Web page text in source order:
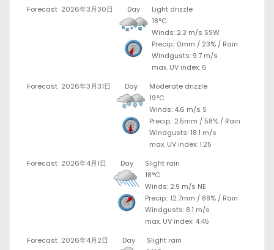
Forecast 2026年3月30日 Day
Light drizzle
18°C
Winds: 2.3 m/s SSW
Precip.: 0mm / 23% / Rain
Windgusts: 9.7 m/s
max. UV index: 6
Forecast 2026年3月31日 Day
Moderate drizzle
19°C
Winds: 4.6 m/s S
Precip.: 2.5mm / 58% / Rain
Windgusts: 18.1 m/s
max. UV index: 1.25
Forecast 2026年4月1日 Day
Slight rain
18°C
Winds: 2.9 m/s NE
Precip.: 12.7mm / 88% / Rain
Windgusts: 8.1 m/s
max. UV index: 4.45
Forecast 2026年4月2日 Day
Slight rain